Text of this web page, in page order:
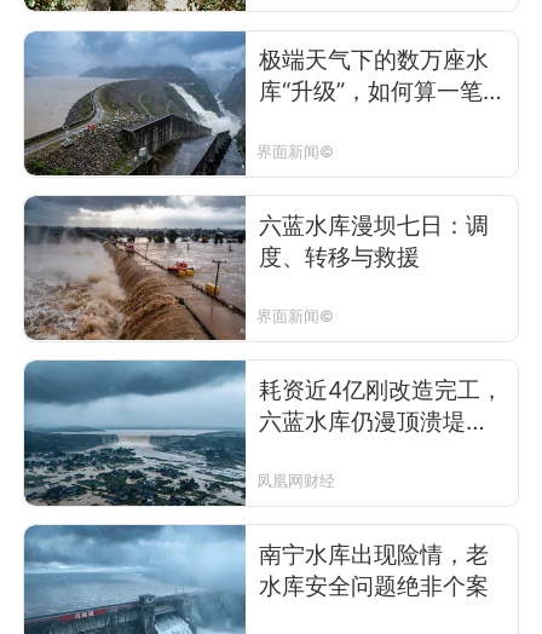
极端天气下的数万座水
库“升级”，如何算一笔经
界面新闻©
六蓝水库漫坝七日：调
度、转移与救援
界面新闻©
耗资近4亿刚改造完工，
六蓝水库仍漫顶溃堤，
上超30小时
凤凰网财经
南宁水库出现险情，老
水库安全问题绝非个案